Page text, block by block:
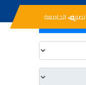
تصنيف الجامعة